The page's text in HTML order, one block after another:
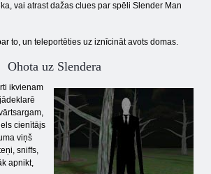
vai atrast dažas clues par spēli Slender Man
to, un teleportēties uz iznīcināt avots domas.
Ohota uz Slendera
ikvienam
cienītājs
viņš
sniffs,
apnikt,